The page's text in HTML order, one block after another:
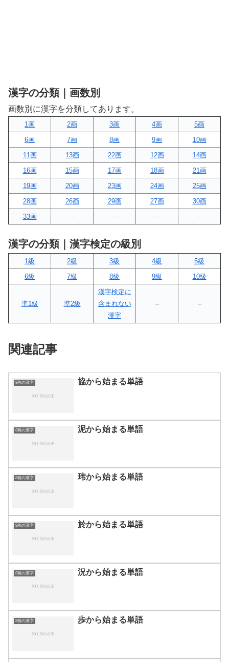
漢字の分類｜画数別
画数別に漢字を分類してあります。
1画 2画 3画 4画
5画
6画
7画 8画 9画
10画
11画
13画 22画 12画
14画
16画
15画 17画 18画
21画
19画
20画 23画 24画
25画
28画
26画 29画 27画
30画
33画
– – – –
漢字の分類｜漢字検定の級別
1級 2級 3級 4級
5級
6級
7級 8級 9級 10級
準1級 準2級
漢字検定に
含まれない
漢字
– –
関連記事
8画の漢字 協から始まる単語
8画の漢字 泥から始まる単語
8画の漢字 玮から始まる単語
8画の漢字 於から始まる単語
8画の漢字 況から始まる単語
8画の漢字 歩から始まる単語